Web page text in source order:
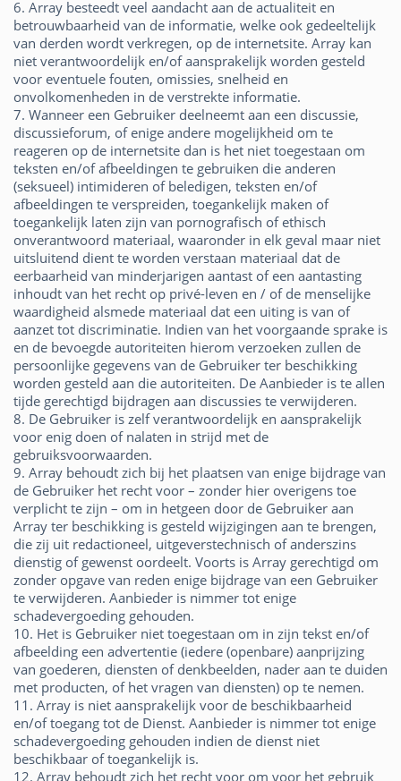
6. Array besteedt veel aandacht aan de actualiteit en
betrouwbaarheid van de informatie, welke ook gedeeltelijk
van derden wordt verkregen, op de internetsite. Array kan
niet verantwoordelijk en/of aansprakelijk worden gesteld
voor eventuele fouten, omissies, snelheid en
onvolkomenheden in de verstrekte informatie.
7. Wanneer een Gebruiker deelneemt aan een discussie,
discussieforum, of enige andere mogelijkheid om te
reageren op de internetsite dan is het niet toegestaan om
teksten en/of afbeeldingen te gebruiken die anderen
(seksueel) intimideren of beledigen, teksten en/of
afbeeldingen te verspreiden, toegankelijk maken of
toegankelijk laten zijn van pornografisch of ethisch
onverantwoord materiaal, waaronder in elk geval maar niet
uitsluitend dient te worden verstaan materiaal dat de
eerbaarheid van minderjarigen aantast of een aantasting
inhoudt van het recht op privé-leven en / of de menselijke
waardigheid alsmede materiaal dat een uiting is van of
aanzet tot discriminatie. Indien van het voorgaande sprake is
en de bevoegde autoriteiten hierom verzoeken zullen de
persoonlijke gegevens van de Gebruiker ter beschikking
worden gesteld aan die autoriteiten. De Aanbieder is te allen
tijde gerechtigd bijdragen aan discussies te verwijderen.
8. De Gebruiker is zelf verantwoordelijk en aansprakelijk
voor enig doen of nalaten in strijd met de
gebruiksvoorwaarden.
9. Array behoudt zich bij het plaatsen van enige bijdrage van
de Gebruiker het recht voor – zonder hier overigens toe
verplicht te zijn – om in hetgeen door de Gebruiker aan
Array ter beschikking is gesteld wijzigingen aan te brengen,
die zij uit redactioneel, uitgeverstechnisch of anderszins
dienstig of gewenst oordeelt. Voorts is Array gerechtigd om
zonder opgave van reden enige bijdrage van een Gebruiker
te verwijderen. Aanbieder is nimmer tot enige
schadevergoeding gehouden.
10. Het is Gebruiker niet toegestaan om in zijn tekst en/of
afbeelding een advertentie (iedere (openbare) aanprijzing
van goederen, diensten of denkbeelden, nader aan te duiden
met producten, of het vragen van diensten) op te nemen.
11. Array is niet aansprakelijk voor de beschikbaarheid
en/of toegang tot de Dienst. Aanbieder is nimmer tot enige
schadevergoeding gehouden indien de dienst niet
beschikbaar of toegankelijk is.
12. Array behoudt zich het recht voor om voor het gebruik